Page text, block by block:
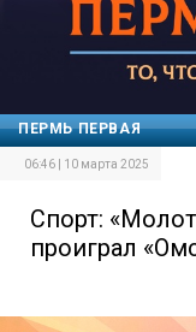
ПЕРМЬ ПЕРВАЯ
06:46 | 10 марта 2025
Спорт:
проиграл